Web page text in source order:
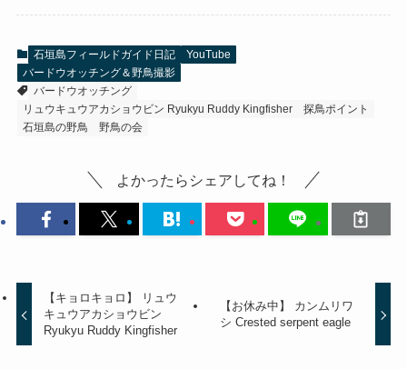
石垣島フィールドガイド日記
YouTube
バードウオッチング＆野鳥撮影
バードウオッチング
リュウキュウアカショウビン Ryukyu Ruddy Kingfisher
探鳥ポイント
石垣島の野鳥
野鳥の会
よかったらシェアしてね！
【キョロキョロ】 リュウ
キュウアカショウビン
Ryukyu Ruddy Kingfisher
【お休み中】 カンムリワ
シ Crested serpent eagle